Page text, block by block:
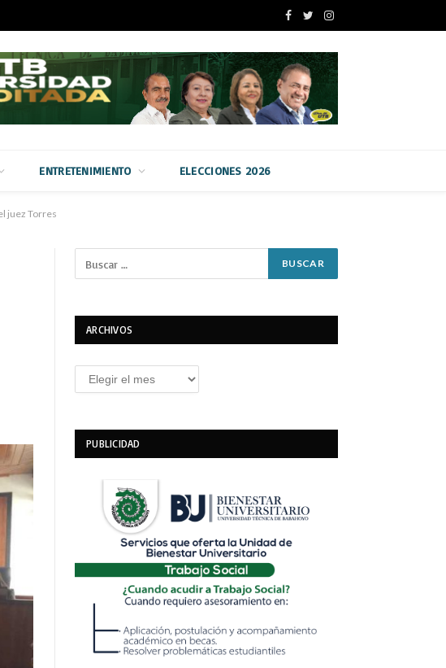
Facebook
TwitterInstagram
ENTRETENIMIENTO ELECCIONES 2026
juez Torres
ARCHIVOS
Archivos
PUBLICIDAD